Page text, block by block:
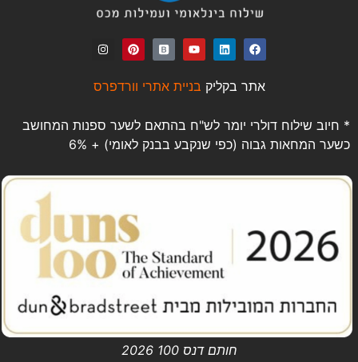
אתר בקליק בניית אתרי וורדפרס
* חיוב שילוח דולרי יומר לש"ח בהתאם לשער ספנות המחושב
כשער המחאות גבוה (כפי שנקבע בבנק לאומי) + 6%
חותם דנס 100 2026